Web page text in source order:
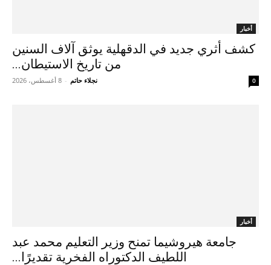
أخبار
كشف أثري جديد في الدقهلية يوثق آلاف السنين
من تاريخ الاستيطان...
نجلاء حاتم - 8 أغسطس، 2026 0
أخبار
جامعة هيروشيما تمنح وزير التعليم محمد عبد
اللطيف الدكتوراه الفخرية تقديرًا...